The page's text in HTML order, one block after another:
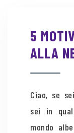
5
ALLA
Ciao, se
sei in
mondo